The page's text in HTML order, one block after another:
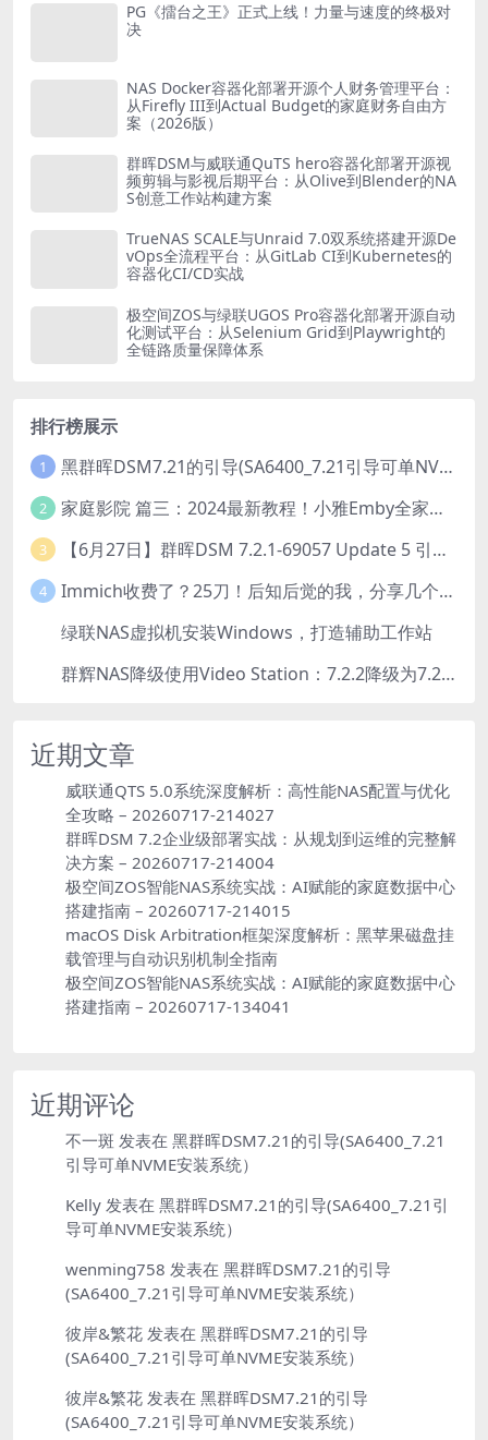
PG《擂台之王》正式上线！力量与速度的终极对
决
NAS Docker容器化部署开源个人财务管理平台：
从Firefly III到Actual Budget的家庭财务自由方
案（2026版）
群晖DSM与威联通QuTS hero容器化部署开源视
频剪辑与影视后期平台：从Olive到Blender的NA
S创意工作站构建方案
TrueNAS SCALE与Unraid 7.0双系统搭建开源De
vOps全流程平台：从GitLab CI到Kubernetes的
容器化CI/CD实战
极空间ZOS与绿联UGOS Pro容器化部署开源自动
化测试平台：从Selenium Grid到Playwright的
全链路质量保障体系
排行榜展示
1 黑群晖DSM7.21的引导(SA6400_7.21引导可单NVME安装系统）
2 家庭影院 篇三：2024最新教程！小雅Emby全家桶又是什么？它和小雅AList又有什么区别？
3 【6月27日】群晖DSM 7.2.1-69057 Update 5 引导【附半洗白序列号】
4 Immich收费了？25刀！后知后觉的我，分享几个方法DIY这款最强家庭照片管理工具
绿联NAS虚拟机安装Windows，打造辅助工作站
群辉NAS降级使用Video Station：7.2.2降级为7.2.1，也可降为其他版本
近期文章
威联通QTS 5.0系统深度解析：高性能NAS配置与优化
全攻略 – 20260717-214027
群晖DSM 7.2企业级部署实战：从规划到运维的完整解
决方案 – 20260717-214004
极空间ZOS智能NAS系统实战：AI赋能的家庭数据中心
搭建指南 – 20260717-214015
macOS Disk Arbitration框架深度解析：黑苹果磁盘挂
载管理与自动识别机制全指南
极空间ZOS智能NAS系统实战：AI赋能的家庭数据中心
搭建指南 – 20260717-134041
近期评论
不一斑 发表在 黑群晖DSM7.21的引导(SA6400_7.21
引导可单NVME安装系统）
Kelly 发表在 黑群晖DSM7.21的引导(SA6400_7.21引
导可单NVME安装系统）
wenming758 发表在 黑群晖DSM7.21的引导
(SA6400_7.21引导可单NVME安装系统）
彼岸&繁花 发表在 黑群晖DSM7.21的引导
(SA6400_7.21引导可单NVME安装系统）
彼岸&繁花 发表在 黑群晖DSM7.21的引导
(SA6400_7.21引导可单NVME安装系统）